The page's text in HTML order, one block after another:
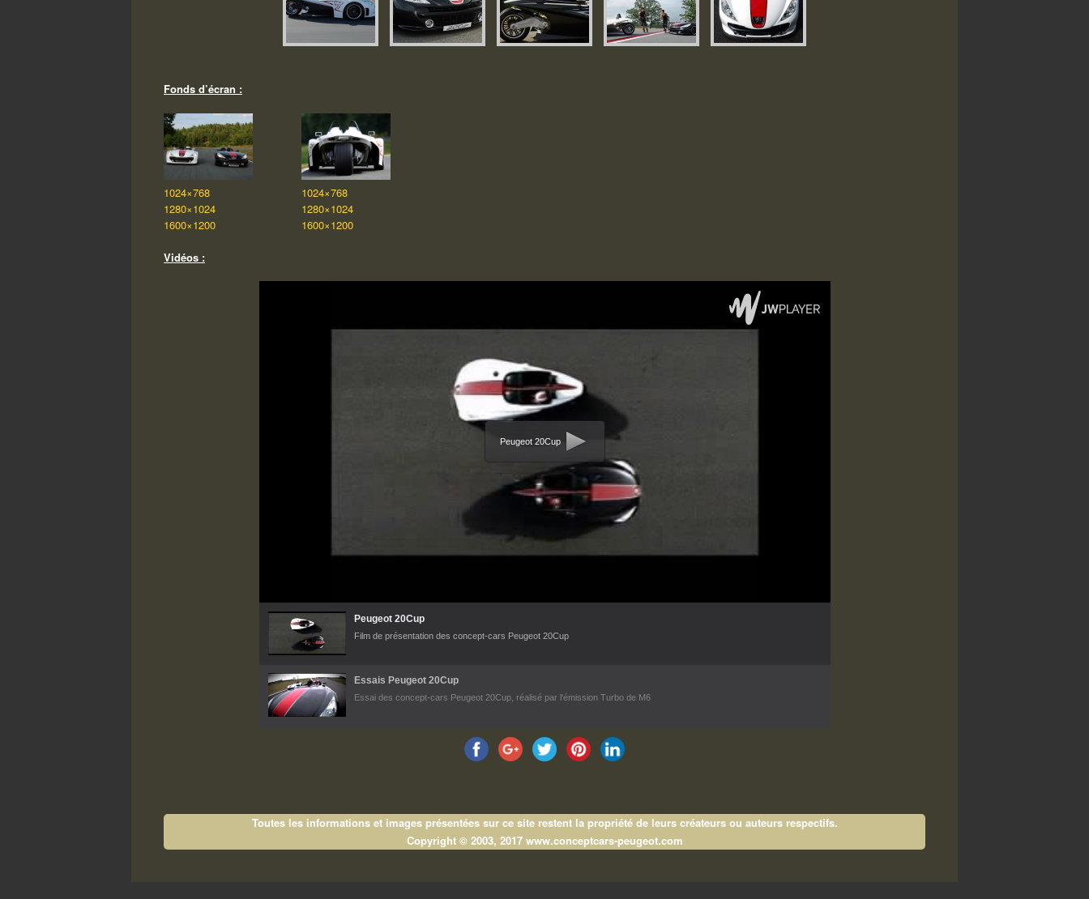
Fonds d’écran :
1024×768
1024×768
1280×1024
1280×1024
1600×1200
1600×1200
Vidéos :
Peugeot 20Cup
Peugeot 20Cup
Film de présentation des concept-cars Peugeot 20Cup
Essais Peugeot 20Cup
Essai des concept-cars Peugeot 20Cup, réalisé par l'émission Turbo de M6
Toutes les informations et images présentées sur ce site restent la propriété de leurs créateurs ou auteurs respectifs.
Copyright © 2003, 2017 www.conceptcars-peugeot.com